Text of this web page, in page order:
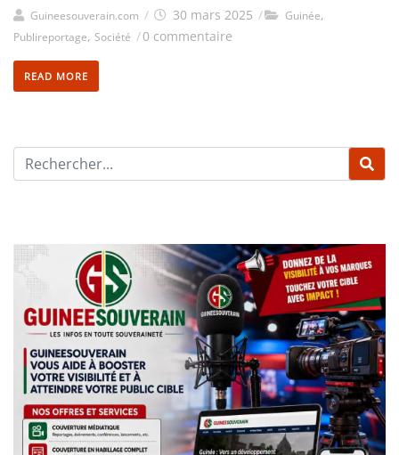
Guineesouverain.com / 30 mars 2025 / Guinée,
Publireportage, Société /0 commentaire
READ MORE